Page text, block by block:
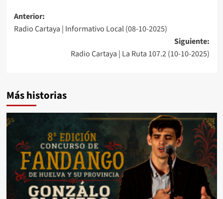
Anterior:
Radio Cartaya | Informativo Local (08-10-2025)
Siguiente:
Radio Cartaya | La Ruta 107.2 (10-10-2025)
Más historias